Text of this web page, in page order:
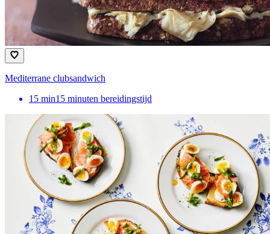
Mediterrane clubsandwich
15 min15 minuten bereidingstijd